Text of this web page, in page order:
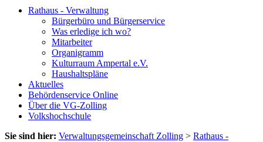
Rathaus - Verwaltung
Bürgerbüro und Bürgerservice
Was erledige ich wo?
Mitarbeiter
Organigramm
Kulturraum Ampertal e.V.
Haushaltspläne
Aktuelles
Behördenservice Online
Über die VG-Zolling
Volkshochschule
Sie sind hier: Verwaltungsgemeinschaft Zolling > Rathaus -